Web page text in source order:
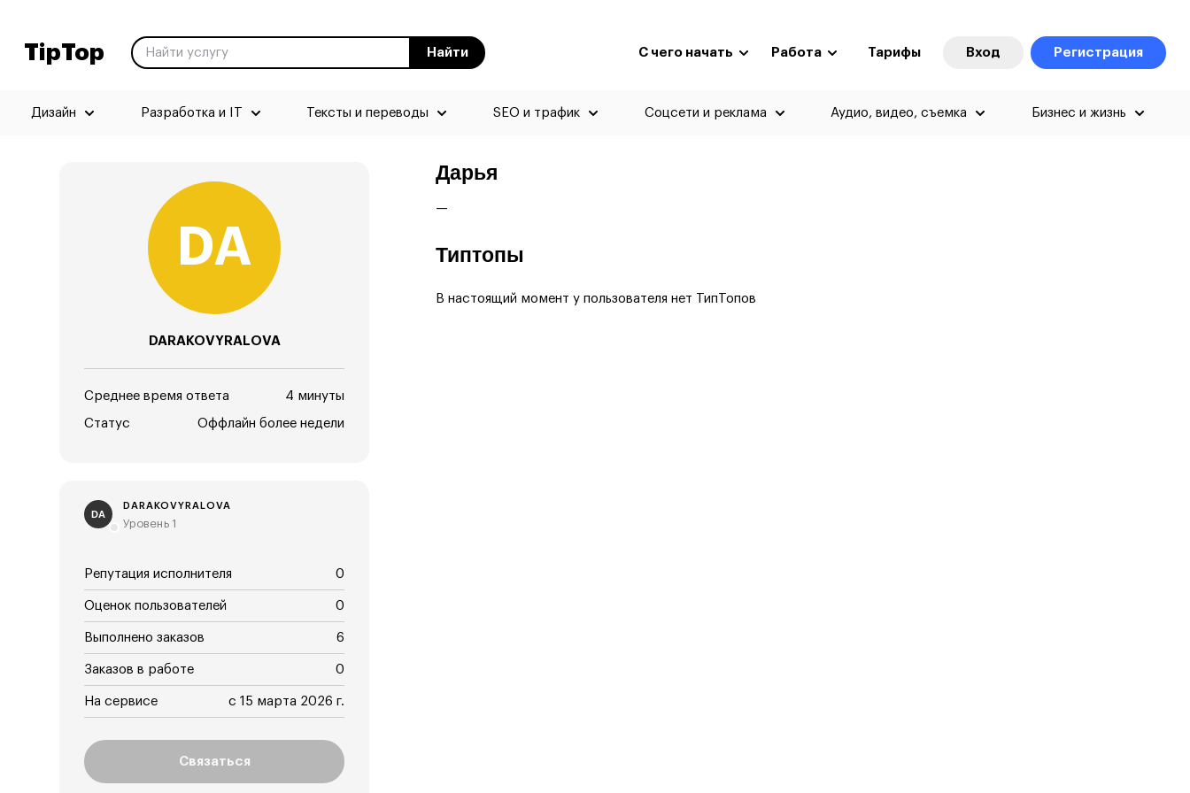
TipTop Найти С чего начать Работа Тарифы Вход Регистрация
Дизайн Разработка и IT Тексты и переводы SEO и трафик Соцсети и реклама Аудио, видео, съемка Бизнес и жизнь
DARAKOVYRALOVA
Среднее время ответа 4 минуты
Статус Оффлайн более недели
DA
DARAKOVYRALOVA
Уровень 1
Репутация исполнителя 0
Оценок пользователей 0
Выполнено заказов 6
Заказов в работе 0
На сервисе с 15 марта 2026 г.
Связаться
Дарья
—
Типтопы
В настоящий момент у пользователя нет ТипТопов